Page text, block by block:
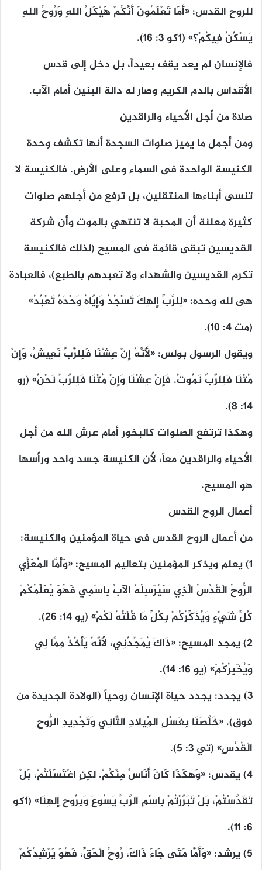
للروح القدس: «أَمَا تَعْلَمُونَ أَنَّكُمْ هَيْكَلُ اللهِ وَرُوحُ اللهِ
يَسْكُنُ فِيكُمْ؟» (١كو ٣: ١٦).
فالإنسان لم يعد يقف بعيداً، بل دخل إلى قدس
الأقداس بالدم الكريم وصار له دالة البنين أمام الآب.
صلاة من أجل الأحياء والراقدين
ومن أجمل ما يميز صلوات السجدة أنها تكشف وحدة
الكنيسة الواحدة فى السماء وعلى الأرض. فالكنيسة لا
تنسى أبناءها المنتقلين، بل ترفع من أجلهم صلوات
كثيرة معلنة أن المحبة لا تنتهي بالموت وأن شركة
القديسين تبقى قائمة فى المسيح (لذلك فالكنيسة
تكرم القديسين والشهداء ولا تعبدهم بالطبع)، فالعبادة
هى لله وحده: «لِلرَّبِّ إِلهِكَ تَسْجُدُ وَإِيَّاهُ وَحْدَهُ تَعْبُدُ»
(مت ٤: ١٠).
ويقول الرسول بولس: «لأَنَّهُ إِنْ عِشْنَا فَلِلرَّبِّ نَعِيشُ، وَإِنْ
مُتْنَا فَلِلرَّبِّ نَمُوتُ. فَإِنْ عِشْنَا وَإِنْ مُتْنَا فَلِلرَّبِّ نَحْنُ» (رو
١٤: ٨).
وهكذا ترتفع الصلوات كالبخور أمام عرش الله من أجل
الأحياء والراقدين معاً، لأن الكنيسة جسد واحد ورأسها
هو المسيح.
أعمال الروح القدس
من أعمال الروح القدس فى حياة المؤمنين والكنيسة:
١) يعلم ويذكر المؤمنين بتعاليم المسيح: «وَأَمَّا الْمُعَزِّي
الرُّوحُ الْقُدُسُ الَّذِي سَيُرْسِلُهُ الآبُ بِاسْمِي فَهُوَ يُعَلِّمُكُمْ
كُلَّ شَيْءٍ وَيُذَكِّرُكُمْ بِكُلِّ مَا قُلْتُهُ لَكُمْ» (يو ١٤: ٢٦).
٢) يمجد المسيح: «ذَاكَ يُمَجِّدُنِي، لأَنَّهُ يَأْخُذُ مِمَّا لِي
وَيُخْبِرُكُمْ» (يو ١٦: ١٤).
٣) يجدد: يجدد حياة الإنسان روحياً (الولادة الجديدة من
فوق). «خَلَّصَنَا بِغَسْلِ الْمِيلادِ الثَّانِي وَتَجْدِيدِ الرُّوحِ
الْقُدُسِ» (تي ٣: ٥).
٤) يقدس: «وَهكَذَا كَانَ أُنَاسٌ مِنْكُمْ. لكِنِ اغْتَسَلْتُمْ، بَلْ
تَقَدَّسْتُمْ، بَلْ تَبَرَّرْتُمْ بِاسْمِ الرَّبِّ يَسُوعَ وَبِرُوحِ إِلهِنَا» (١كو
٦: ١١).
٥) يرشد: «وَأَمَّا مَتَى جَاءَ ذَاكَ، رُوحُ الْحَقِّ، فَهُوَ يَرْشِدُكُمْ